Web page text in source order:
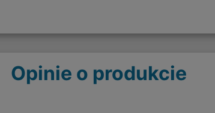
Opinie o produkcie